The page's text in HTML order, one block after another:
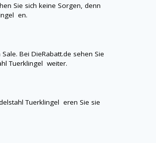
Sie sich keine Sorgen, denn
en.
Bei DieRabatt.de sehen Sie
Tuerklingelweiter.
Tuerklingeleren Sie sie